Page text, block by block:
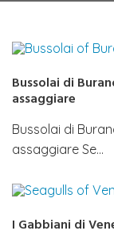
Bussolai di
assaggiare
Bussolai di
assaggiare Se…
I Gabbiani di